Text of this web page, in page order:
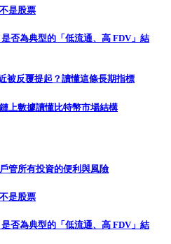
是股票
否為典型的「低流通、高 FDV」結
被反覆提起？讀懂這條長期指標
上數據讀懂比特幣市場結構
管所有投資的便利與風險
是股票
否為典型的「低流通、高 FDV」結